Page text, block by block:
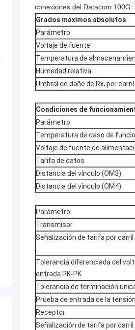
conexiones del Datacom 100G
Grados máximos absolutos
Parámetro
Voltaje de fuente
Temperatura de
Humedad relativa
Umbral de daño de Rx, por carril
Condiciones de
Parámetro
Temperatura de caso de
Voltaje de fuente de
Tarifa de datos
Distancia del vínculo (OM3)
Distancia del vínculo (OM4)
Parámetro
Transmisor
Señalización de tarifa por carril
Tolerancia diferenciada del
entrada PK-PK
Tolerancia de terminación
Prueba de entrada de la
Receptor
Señalización de tarifa por carril